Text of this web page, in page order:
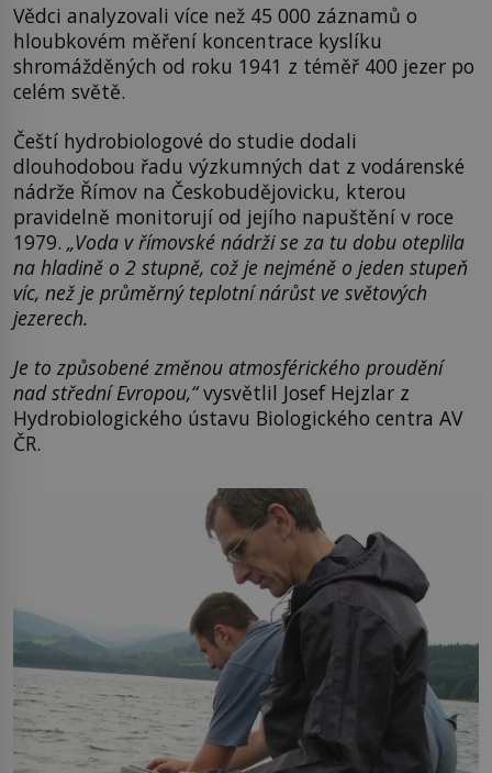
Vědci analyzovali více než 45 000 záznamů o
hloubkovém měření koncentrace kyslíku
shromážděných od roku 1941 z téměř 400 jezer po
celém světě.
Čeští hydrobiologové do studie dodali
dlouhodobou řadu výzkumných dat z vodárenské
nádrže Římov na Českobudějovicku, kterou
pravidelně monitorují od jejího napuštění v roce
1979. „Voda v římovské nádrži se za tu dobu oteplila
na hladině o 2 stupně, což je nejméně o jeden stupeň
víc, než je průměrný teplotní nárůst ve světových
jezerech.
Je to způsobené změnou atmosférického proudění
nad střední Evropou,“vysvětlil Josef Hejzlar z
Hydrobiologického ústavu Biologického centra AV
ČR.